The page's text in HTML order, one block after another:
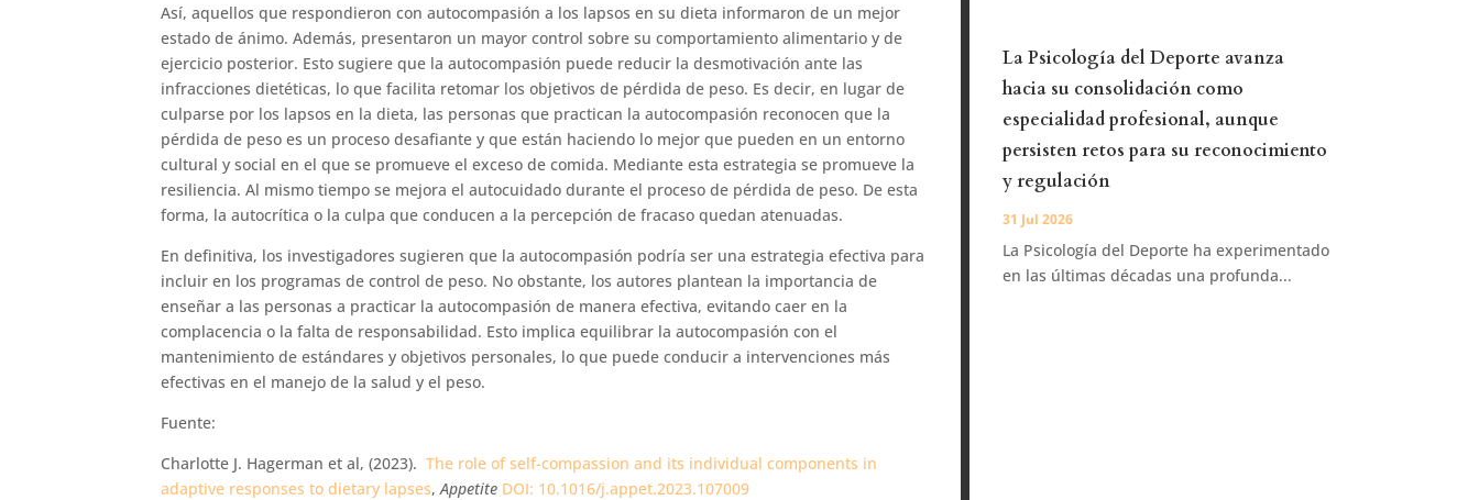
Así, aquellos que respondieron con autocompasión a los lapsos en su dieta informaron de un mejor
estado de ánimo. Además, presentaron un mayor control sobre su comportamiento alimentario y de
ejercicio posterior. Esto sugiere que la autocompasión puede reducir la desmotivación ante las
infracciones dietéticas, lo que facilita retomar los objetivos de pérdida de peso. Es decir, en lugar de
culparse por los lapsos en la dieta, las personas que practican la autocompasión reconocen que la
pérdida de peso es un proceso desafiante y que están haciendo lo mejor que pueden en un entorno
cultural y social en el que se promueve el exceso de comida. Mediante esta estrategia se promueve la
resiliencia. Al mismo tiempo se mejora el autocuidado durante el proceso de pérdida de peso. De esta
forma, la autocrítica o la culpa que conducen a la percepción de fracaso quedan atenuadas.
En definitiva, los investigadores sugieren que la autocompasión podría ser una estrategia efectiva para
incluir en los programas de control de peso. No obstante, los autores plantean la importancia de
enseñar a las personas a practicar la autocompasión de manera efectiva, evitando caer en la
complacencia o la falta de responsabilidad. Esto implica equilibrar la autocompasión con el
mantenimiento de estándares y objetivos personales, lo que puede conducir a intervenciones más
efectivas en el manejo de la salud y el peso.
Fuente:
Charlotte J. Hagerman et al, (2023).The role of self-compassion and its individual components in
adaptive responses to dietary lapses,Appetite DOI: 10.1016/j.appet.2023.107009
La Psicología del Deporte avanza
hacia su consolidación como
especialidad profesional, aunque
persisten retos para su reconocimiento
y regulación
31 Jul 2026
La Psicología del Deporte ha experimentado
en las últimas décadas una profunda...